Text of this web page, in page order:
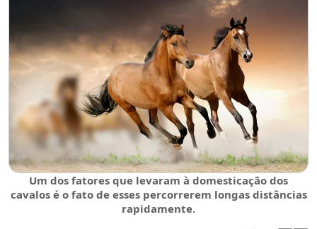
Um dos fatores que levaram à domesticação dos
cavalos é o fato de esses percorrerem longas distâncias
rapidamente.